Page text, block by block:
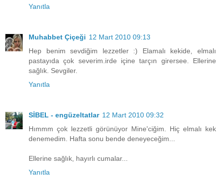
Yanıtla
Muhabbet Çiçeği 12 Mart 2010 09:13
Hep benim sevdiğim lezzetler :) Elamalı kekide, elmalı
pastayıda çok severim.irde içine tarçın girersee. Ellerine
sağlık. Sevgiler.
Yanıtla
SİBEL - engüzeltatlar 12 Mart 2010 09:32
Hımmm çok lezzetli görünüyor Mine'ciğim. Hiç elmalı kek
denemedim. Hafta sonu bende deneyeceğim...
Ellerine sağlık, hayırlı cumalar...
Yanıtla